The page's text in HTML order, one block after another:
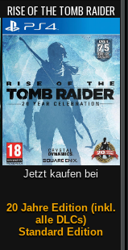
RISE OF THE TOMB RAIDER
Jetzt kaufen bei
20 Jahre Edition (inkl.
alle DLCs)
Standard Edition